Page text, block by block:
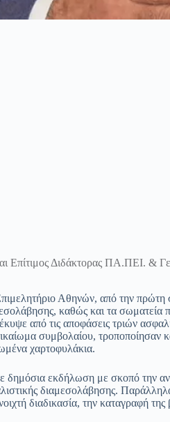
Διδάκτορας ΠΑ.ΠΕΙ. &
Αθηνών, από την πρώτη
καθώς και τα
από τις αποφάσεις τριών
συμβολαίου, τροποποίησαν
χαρτοφυλάκια.
εκδήλωση με σκοπό την
διαμεσολάβησης.
διαδικασία, την καταγραφή